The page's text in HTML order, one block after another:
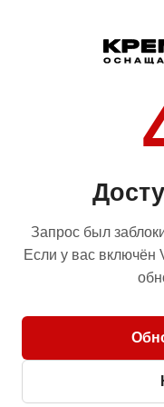
Запрос был
Если у вас включён